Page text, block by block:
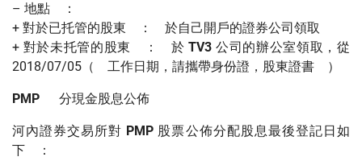
– 地點 ：
+ 對於已托管的股東 ： 於自己開戶的證券公司領取
+ 對於未托管的股東 ： 於TV3 公司的辦公室領取，從
2018/07/05（ 工作日期，請攜帶身份證，股東證書 ）
PMP 分現金股息公佈
河內證券交易所對 PMP 股票公佈分配股息最後登記日如
下 ：